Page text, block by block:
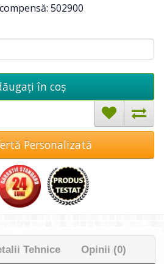
502900
în coş
Personalizată
Tehnice Opinii (0)